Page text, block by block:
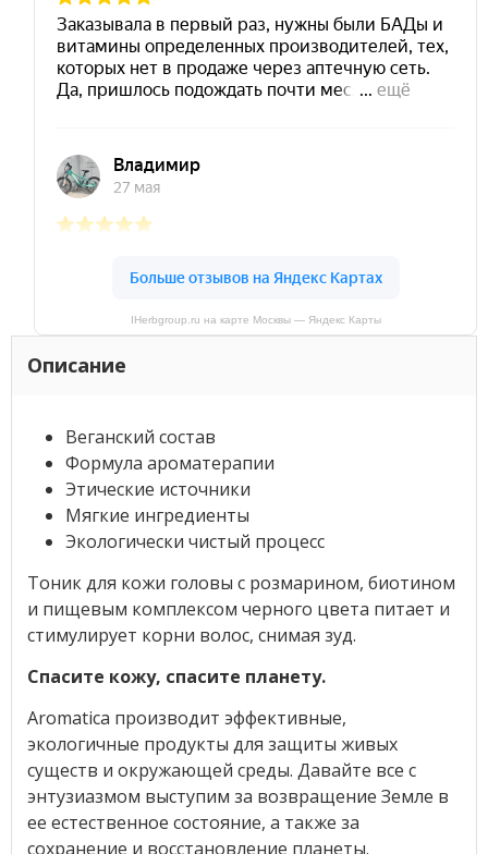
IHerbgroup.ru на карте Москвы — Яндекс Карты
Описание
Веганский состав
Формула ароматерапии
Этические источники
Мягкие ингредиенты
Экологически чистый процесс
Тоник для кожи головы с розмарином, биотином
и пищевым комплексом черного цвета питает и
стимулирует корни волос, снимая зуд.
Спасите кожу, спасите планету.
Aromatica производит эффективные,
экологичные продукты для защиты живых
существ и окружающей среды. Давайте все с
энтузиазмом выступим за возвращение Земле в
ее естественное состояние, а также за
сохранение и восстановление планеты.